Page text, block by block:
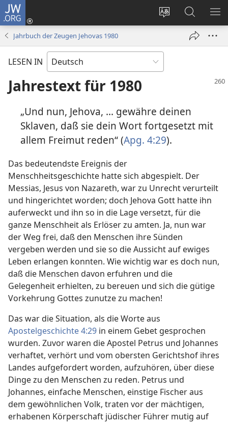
JW.ORG
Websitesprache
ändern
Anmelden
(öffnet
Suche
Jahrbuch der Zeugen Jehovas 1980
LESEN IN
Jahrestext für 1980
„Und nun, Jehova, ... gewähre deinen
Sklaven, daß sie dein Wort fortgesetzt mit
allem Freimut reden“ (Apg. 4:29).
Das bedeutendste Ereignis der
Menschheitsgeschichte hatte sich abgespielt. Der
Messias, Jesus von Nazareth, war zu Unrecht verurteilt
und hingerichtet worden; doch Jehova Gott hatte ihn
auferweckt und ihn so in die Lage versetzt, für die
ganze Menschheit als Erlöser zu amten. Ja, nun war
der Weg frei, daß den Menschen ihre Sünden
vergeben werden und sie so die Aussicht auf ewiges
Leben erlangen konnten. Wie wichtig war es doch nun,
daß die Menschen davon erfuhren und die
Gelegenheit erhielten, zu bereuen und sich die gütige
Vorkehrung Gottes zunutze zu machen!
Das war die Situation, als die Worte aus
Apostelgeschichte 4:29 in einem Gebet gesprochen
wurden. Zuvor waren die Apostel Petrus und Johannes
verhaftet, verhört und vom obersten Gerichtshof ihres
Landes aufgefordert worden, aufzuhören, über diese
Dinge zu den Menschen zu reden. Petrus und
Johannes, einfache Menschen, einstige Fischer aus
dem gewöhnlichen Volk, traten vor der mächtigen,
erhabenen Körperschaft jüdischer Führer mutig auf